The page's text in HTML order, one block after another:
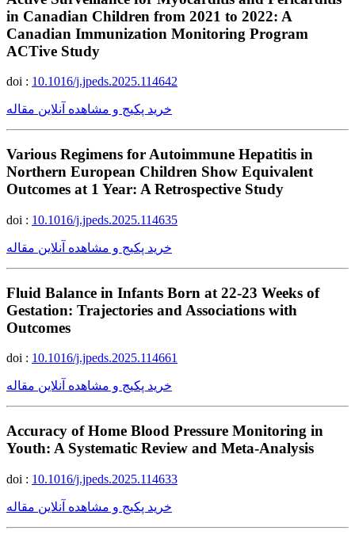
in Canadian Children from 2021 to 2022: A
Canadian Immunization Monitoring Program
ACTive Study
doi : 10.1016/j.jpeds.2025.114642
خرید پکیج و مشاهده آنلاین مقاله
Various Regimens for Autoimmune Hepatitis in
Northern European Children Show Equivalent
Outcomes at 1 Year: A Retrospective Study
doi : 10.1016/j.jpeds.2025.114635
خرید پکیج و مشاهده آنلاین مقاله
Fluid Balance in Infants Born at 22-23 Weeks of
Gestation: Trajectories and Associations with
Outcomes
doi : 10.1016/j.jpeds.2025.114661
خرید پکیج و مشاهده آنلاین مقاله
Accuracy of Home Blood Pressure Monitoring in
Youth: A Systematic Review and Meta-Analysis
doi : 10.1016/j.jpeds.2025.114633
خرید پکیج و مشاهده آنلاین مقاله